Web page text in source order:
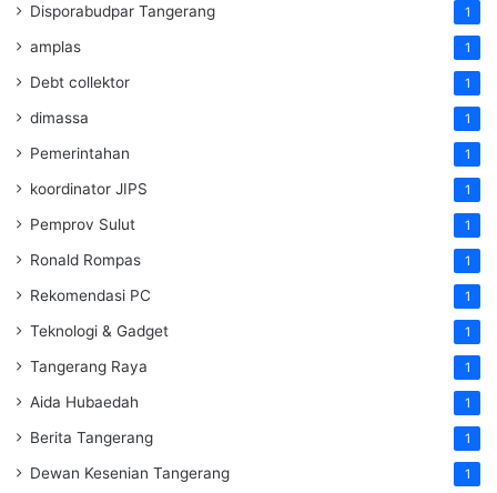
Disporabudpar Tangerang 1
amplas 1
Debt collektor 1
dimassa 1
Pemerintahan 1
koordinator JIPS 1
Pemprov Sulut 1
Ronald Rompas 1
Rekomendasi PC 1
Teknologi & Gadget 1
Tangerang Raya 1
Aida Hubaedah 1
Berita Tangerang 1
Dewan Kesenian Tangerang 1